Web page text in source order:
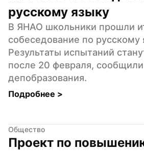
русскому языку
В ЯНАО школьники прошли
собеседование по русскому
Результаты испытаний
после 20 февраля,
депобразования.
Подробнее >
Общество
Проект по